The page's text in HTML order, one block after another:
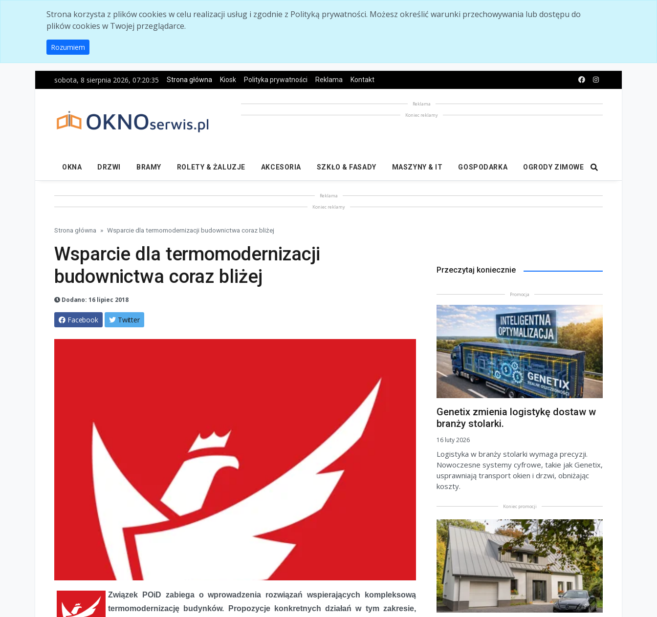
Strona korzysta z plików cookies w celu realizacji usług i zgodnie z Polityką prywatności. Możesz określić warunki przechowywania lub dostępu do
plików cookies w Twojej przeglądarce.
Rozumiem
sobota, 8 sierpnia 2026, 07:20:36 Strona główna Kiosk Polityka prywatności Reklama Kontakt
Reklama
Koniec reklamy
OKNA DRZWI BRAMY ROLETY & ŻALUZJE AKCESORIA SZKŁO & FASADY MASZYNY & IT GOSPODARKA OGRODY ZIMOWE
Reklama
Koniec reklamy
Strona główna Wsparcie dla termomodernizacji budownictwa coraz bliżej
Wsparcie dla termomodernizacji
budownictwa coraz bliżej
Dodano: 16 lipiec 2018
Facebook Twitter
Związek POiD zabiega o wprowadzenia rozwiązań wspierających kompleksową
termomodernizację budynków. Propozycje konkretnych działań w tym zakresie,
Przeczytaj koniecznie
Promocja
Genetix zmienia logistykę dostaw w
branży stolarki.
16 luty 2026
Logistyka w branży stolarki wymaga precyzji.
Nowoczesne systemy cyfrowe, takie jak Genetix,
usprawniają transport okien i drzwi, obniżając
koszty.
Koniec promocji